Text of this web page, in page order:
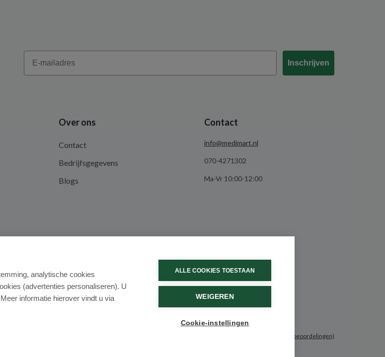
Email
Inschrijven
Over ons
Contact
Bedrijfsgegevens
Blogs
Contact
info@medimart.nl
070-4271302
Ma-Vr 10:00-12:00
(531 beoordelingen)
analytische cookies
(advertenties personaliseren). U
informatie hierover vindt u via
ALLE COOKIES TOESTAAN
WEIGEREN
Cookie-instellingen